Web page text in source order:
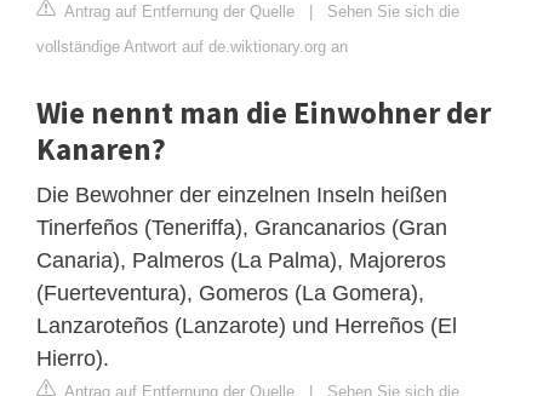
Antrag auf Entfernung der Quelle | Sehen Sie sich die
vollständige Antwort auf de.wiktionary.org an
Wie nennt man die Einwohner der
Kanaren?
Die Bewohner der einzelnen Inseln heißen
Tinerfeños (Teneriffa), Grancanarios (Gran
Canaria), Palmeros (La Palma), Majoreros
(Fuerteventura), Gomeros (La Gomera),
Lanzaroteños (Lanzarote) und Herreños (El
Hierro).
Antrag auf Entfernung der Quelle | Sehen Sie sich die